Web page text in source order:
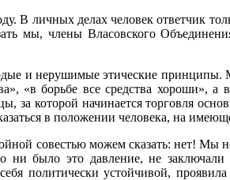
В личных делах человек ответчик
мы, члены Власовского
и нерушимые этические принципы.
«в борьбе все средства хороши»,
за которой начи­нается торговля
в положении человека, на
совестью можем ска­зать: нет! Мы
было это давление, не заключали
политически устойчивой, проявила